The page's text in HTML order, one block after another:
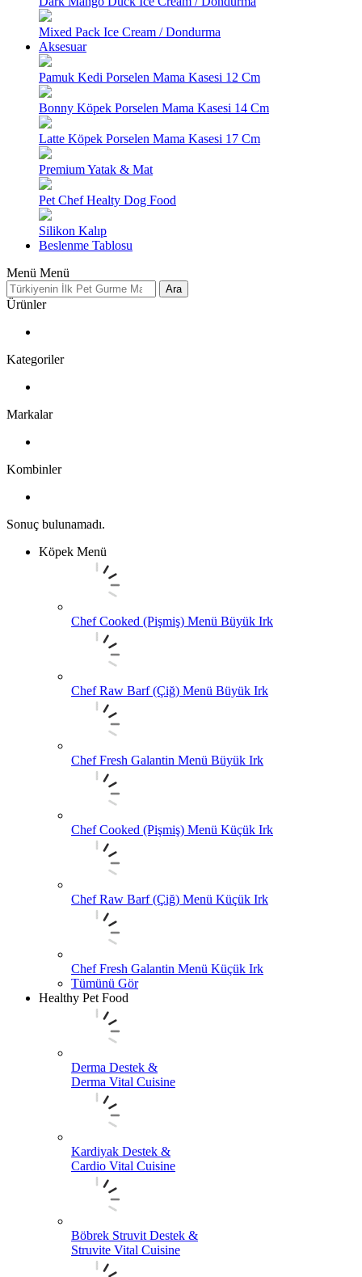
Mixed Pack Ice Cream / Dondurma
Aksesuar
Pamuk Kedi Porselen Mama Kasesi 12 Cm
Bonny Köpek Porselen Mama Kasesi 14 Cm
Latte Köpek Porselen Mama Kasesi 17 Cm
Premium Yatak & Mat
Pet Chef Healty Dog Food
Silikon Kalıp
Beslenme Tablosu
Menü Menü
Ara
Ürünler
Kategoriler
Markalar
Kombinler
Sonuç bulunamadı.
Köpek Menü
Chef Cooked (Pişmiş) Menü Büyük Irk
Chef Raw Barf (Çiğ) Menü Büyük Irk
Chef Fresh Galantin Menü Büyük Irk
Chef Cooked (Pişmiş) Menü Küçük Irk
Chef Raw Barf (Çiğ) Menü Küçük Irk
Chef Fresh Galantin Menü Küçük Irk
Tümünü Gör
Healthy Pet Food
Derma Destek &
Derma Vital Cuisine
Kardiyak Destek &
Cardio Vital Cuisine
Böbrek Struvit Destek &
Struvite Vital Cuisine